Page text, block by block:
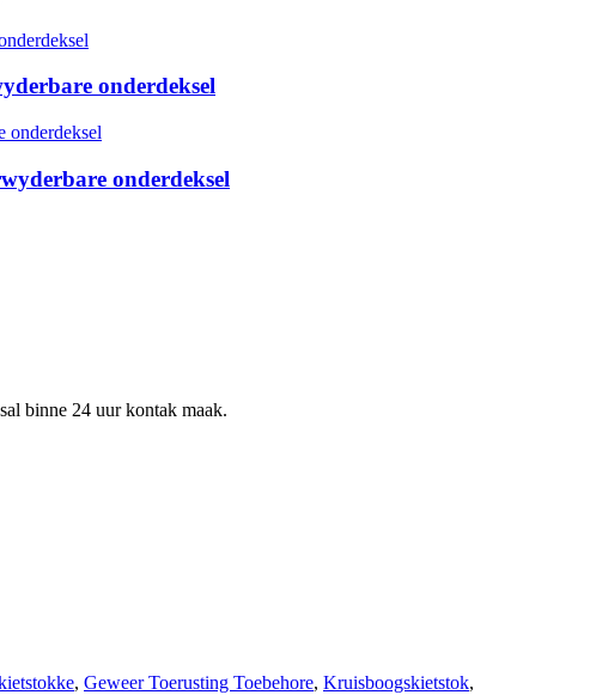
onderdeksel
onderdeksel
binne 24 uur kontak maak.
, Geweer Toerusting Toebehore, Kruisboogskietstok,